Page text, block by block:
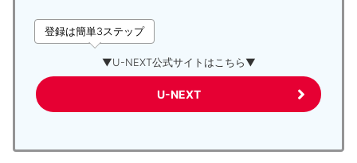
登録は簡単3ステップ
▼U-NEXT公式サイトはこちら▼
U-NEXT